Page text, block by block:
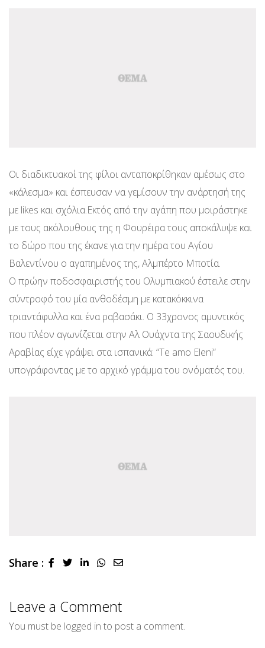
Οι διαδικτυακοί της φίλοι ανταποκρίθηκαν αμέσως στο
«κάλεσμα» και έσπευσαν να γεμίσουν την ανάρτησή της
με likes και σχόλια.Εκτός από την αγάπη που μοιράστηκε
με τους ακόλουθους της η Φουρέιρα τους αποκάλυψε και
το δώρο που της έκανε για την ημέρα του Αγίου
Βαλεντίνου ο αγαπημένος της, Αλμπέρτο Μποτία.
Ο πρώην ποδοσφαιριστής του Ολυμπιακού έστειλε στην
σύντροφό του μία ανθοδέσμη με κατακόκκινα
τριαντάφυλλα και ένα ραβασάκι. Ο 33χρονος αμυντικός
που πλέον αγωνίζεται στην Αλ Ουάχντα της Σαουδικής
Αραβίας είχε γράψει στα ισπανικά: “Te amo Eleni”
υπογράφοντας με το αρχικό γράμμα του ονόματός του.
Share : LinkedInWhatsapp
Share
Leave a Comment
You must be logged in to post a comment.